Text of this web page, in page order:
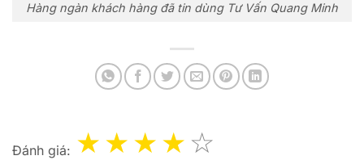
Hàng ngàn khách hàng đã tin dùng Tư Vấn Quang Minh
Đánh giá: